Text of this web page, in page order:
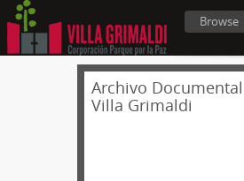
Browse
Archivo Documental
Villa Grimaldi